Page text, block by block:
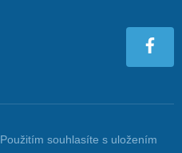
Použitím souhlasíte s uložením